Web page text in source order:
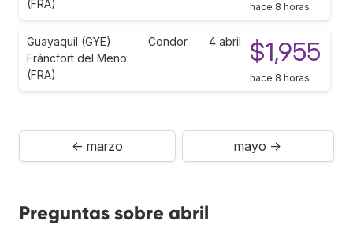
(FRA) hace 8 horas
Guayaquil (GYE)
Fráncfort del Meno
(FRA)
Condor 4 abril $1,955
hace 8 horas
← marzo mayo →
Preguntas sobre abril